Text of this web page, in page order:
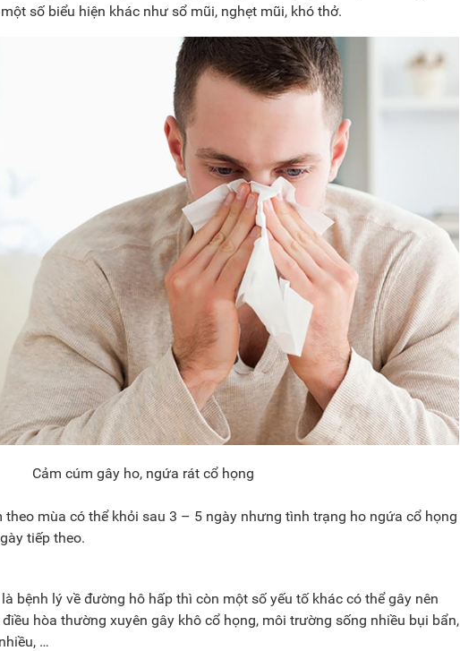
số biểu hiện khác như sổ mũi, nghẹt mũi, khó thở.
Cảm cúm gây ho, ngứa rát cổ họng
theo mùa có thể khỏi sau 3 – 5 ngày nhưng tình trạng ho ngứa cổ họng
tiếp theo.
bệnh lý về đường hô hấp thì còn một số yếu tố khác có thể gây nên
hòa thường xuyên gây khô cổ họng, môi trường sống nhiều bụi bẩn,
…